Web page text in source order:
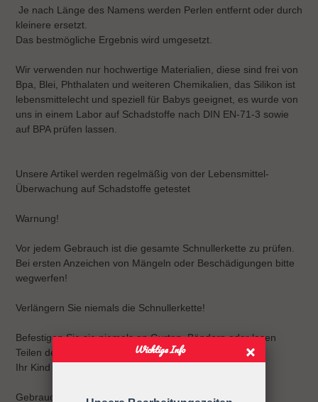
Je nach Länge des Namens werden Perlen entfernt oder durch
kleinere ersetzt.
Das bestmögliche Ergebnis wird umgesetzt.
Wir verwenden nur hochwertige Materialien, diese sind frei von
Bpa, Blei, Phthalaten und weiteren Chemikalien, das Silikon ist
lebensmittelecht und speziell für Babys geeignet, es wurde von
uns in einem Labor auf Schadstoffe nach DIN EN-71-3 sowie
auf BPA prüfen lassen.
Unsere Artikel werden regelmäßig von der Lebensmittel-
Überwachung auf Schadstoffe getestet
Warnung!
Vor jedem Gebrauch ist die gesamte Schnullerkette zu prüfen.
Bei ersten Anzeichen von Mängeln oder Beschädigungen bitte
wegwerfen!
Verlängern Sie niemals die Schnullerkette!
Befestigen Sie sie niemals an Gurten, Bändern oder losen
Teilen der Kleidung.
Ihr Kind kann sich strangulieren.
Gebrauchsanweisung
Wichtige Info